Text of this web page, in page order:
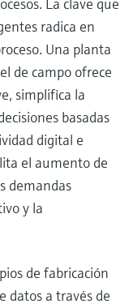
La clave que
radica en
Una planta
de campo ofrece
simplifica la
basadas
digital e
el aumento de
demandas
y la
de fabricación
datos a través de